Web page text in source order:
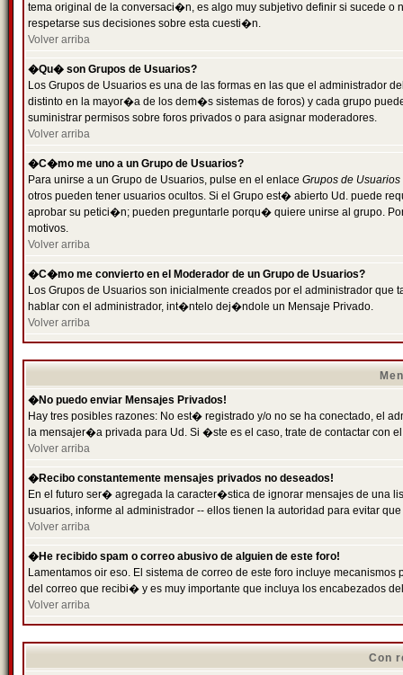
tema original de la conversaci�n, es algo muy subjetivo definir si sucede
respetarse sus decisiones sobre esta cuesti�n.
Volver arriba
�Qu� son Grupos de Usuarios?
Los Grupos de Usuarios es una de las formas en las que el administrador
distinto en la mayor�a de los dem�s sistemas de foros) y cada grupo
suministrar permisos sobre foros privados o para asignar moderadores.
Volver arriba
�C�mo me uno a un Grupo de Usuarios?
Para unirse a un Grupo de Usuarios, pulse en el enlace Grupos de Usuarios
otros pueden tener usuarios ocultos. Si el Grupo est� abierto Ud. puede
aprobar su petici�n; pueden preguntarle porqu� quiere unirse al grupo.
motivos.
Volver arriba
�C�mo me convierto en el Moderador de un Grupo de Usuarios?
Los Grupos de Usuarios son inicialmente creados por el administrador
hablar con el administrador, int�ntelo dej�ndole un Mensaje Privado.
Volver arriba
�No puedo enviar Mensajes Privados!
Hay tres posibles razones: No est� registrado y/o no se ha conectado, el
la mensajer�a privada para Ud. Si �ste es el caso, trate de contactar con
Volver arriba
�Recibo constantemente mensajes privados no deseados!
En el futuro ser� agregada la caracter�stica de ignorar mensajes de una
usuarios, informe al administrador -- ellos tienen la autoridad para evitar
Volver arriba
�He recibido spam o correo abusivo de alguien de este foro!
Lamentamos oir eso. El sistema de correo de este foro incluye
del correo que recibi� y es muy importante que incluya los encabezados
Volver arriba
Con